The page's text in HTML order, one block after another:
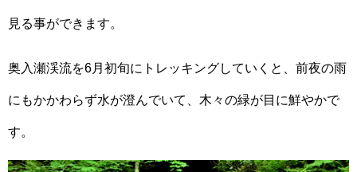
見る事ができます。
奥入瀬渓流を6月初旬にトレッキングしていくと、前夜の雨
にもかかわらず水が澄んでいて、木々の緑が目に鮮やかで
す。